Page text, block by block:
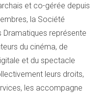
et co-gérée depuis
la Société
représente
du cinéma, de
et du spectacle
leurs droits,
les accompagne